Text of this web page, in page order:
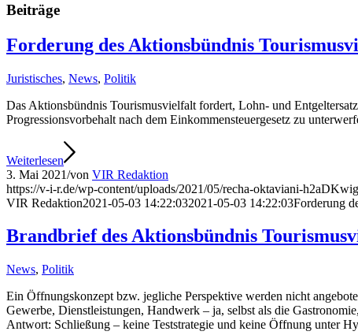
Beiträge
Forderung des Aktionsbündnis
Juristisches, News, Politik
Das Aktionsbündnis Tourismusvielfalt fordert, Lohn- und
Progressionsvorbehalt nach dem Einkommensteuergesetz zu
Weiterlesen
3. Mai 2021/von VIR Redaktion
https://v-i-r.de/wp-content/uploads/2021/05/recha-oktaviani-
VIR Redaktion2021-05-03 14:22:032021-05-03 14:22:03Forderung
Brandbrief des Aktionsbündnis
News, Politik
Ein Öffnungskonzept bzw. jegliche Perspektive werden nicht
Gewerbe, Dienstleistungen, Handwerk – ja, selbst als die
Antwort: Schließung – keine Teststrategie und keine Öffnung unter